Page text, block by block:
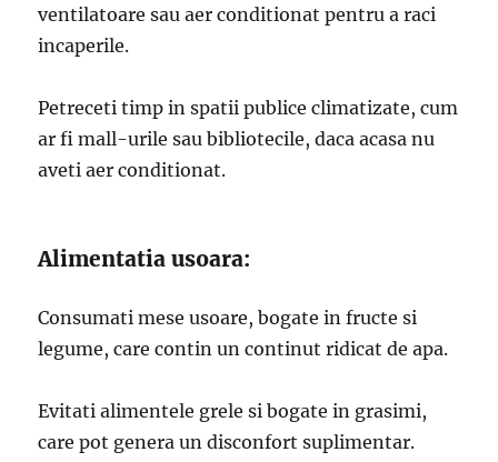
ventilatoare sau aer conditionat pentru a raci
incaperile.
Petreceti timp in spatii publice climatizate, cum
ar fi mall-urile sau bibliotecile, daca acasa nu
aveti aer conditionat.
Alimentatia usoara:
Consumati mese usoare, bogate in fructe si
legume, care contin un continut ridicat de apa.
Evitati alimentele grele si bogate in grasimi,
care pot genera un disconfort suplimentar.